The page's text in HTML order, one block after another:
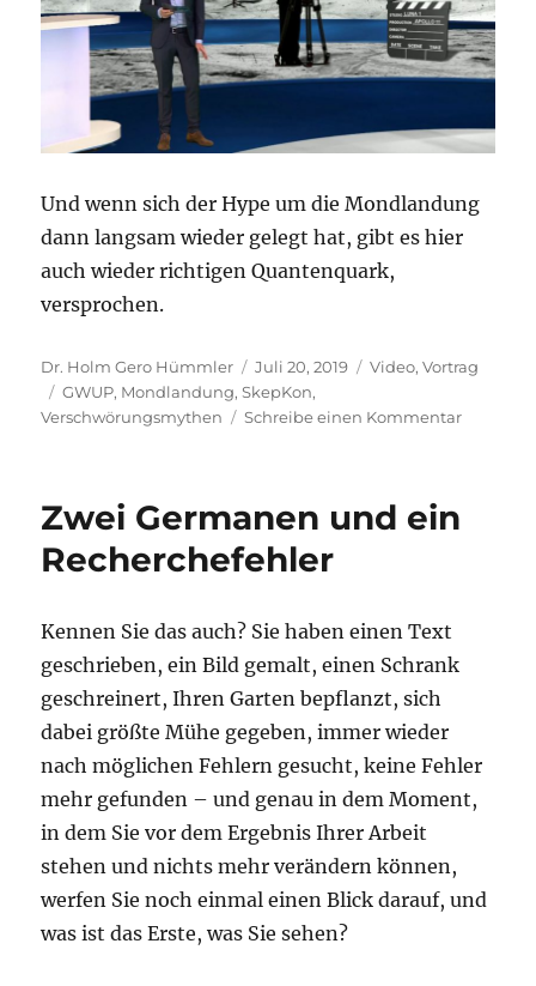
Und wenn sich der Hype um die Mondlandung
dann langsam wieder gelegt hat, gibt es hier
auch wieder richtigen Quantenquark,
versprochen.
Autor
Dr. Holm Gero Hümmler
Veröffentlicht
am
Juli 20, 2019 Kategorien
Video,Vortrag
Schlagwörter
GWUP, Mondlandung,SkepKon,
Verschwörungsmythen
Schreibe einen Kommentarzu
Zwei Germanen und ein
Recherchefehler
Kennen Sie das auch? Sie haben einen Text
geschrieben, ein Bild gemalt, einen Schrank
geschreinert, Ihren Garten bepflanzt, sich
dabei größte Mühe gegeben, immer wieder
nach möglichen Fehlern gesucht, keine Fehler
mehr gefunden – und genau in dem Moment,
in dem Sie vor dem Ergebnis Ihrer Arbeit
stehen und nichts mehr verändern können,
werfen Sie noch einmal einen Blick darauf, und
was ist das Erste, was Sie sehen?